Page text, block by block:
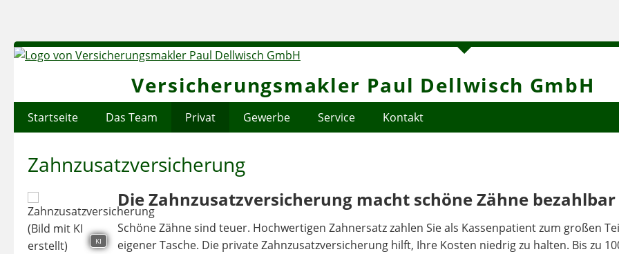
Versicherungsmakler Paul Dellwisch GmbH
Startseite Das Team Privat Gewerbe Service Kontakt
Zahnzusatzversicherung
KI
Die Zahnzusatzversicherung macht schöne Zähne bezahlbar
Schöne Zähne sind teuer. Hochwertigen Zahnersatz zahlen Sie als Kassenpatient zum großen
eigener Tasche. Die private Zahnzusatzversicherung hilft, Ihre Kosten niedrig zu halten. Bis zu